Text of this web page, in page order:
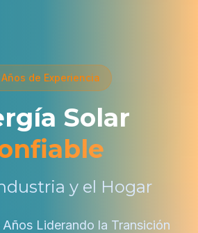
de Experiencia
Solar
y el Hogar
Liderando la Transición